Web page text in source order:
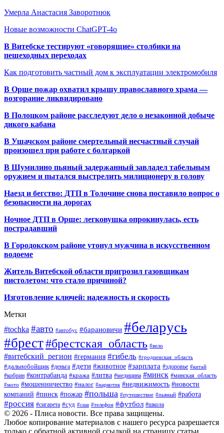
Умерла Анастасия Заворотнюк
Новые возможности ChatGPT-4o
В Витебске тестируют «говорящие» столбики на
пешеходных переходах
Как подготовить частный дом к эксплуатации электромобиля
В Орше пожар охватил крышу православного храма —
возгорание ликвидировано
В Полоцком районе расследуют дело о незаконной добыче
дикого кабана
В Ушачском районе смертельный несчастный случай
произошел при работе с болгаркой
В Шумилино пьяный задержанный завладел табельным
оружием и пытался выстрелить милиционеру в голову
Наезд и бегство: ДТП в Толочине снова поставило вопрос о
безопасности на дорогах
Ночное ДТП в Орше: легковушка опрокинулась, есть
пострадавший
В Городокском районе утонул мужчина в искусственном
водоеме
Житель Витебской области пригрозил газовщикам
пистолетом: что стало причиной?
Изготовление ключей: надежность и скорость
Метки
#tochka #авто #автобус #барановичи #беларусь
#брест#брестская_область #вело
#витебский_регион #германия #гибель #гродненская_область
#дальнобойщик #деньга #дети #животное #зарплата #здоровье #китай
#кобрин #контрабанда #кража #литва #медицина #минск #минская_область
#мото #мошенничество #налог #наркотик #недвижимость #новости
компаний #пинск #пожар #польша #путешествие #пьяный #работа
#россия #сигарета #суд #сша #телефон #футбол #школа
© 2026 - Плиса новости. Все права защищены.
Любое копирование материалов с нашего ресурса разрешается
только с обратной активной ссылкой на страницу статьи.